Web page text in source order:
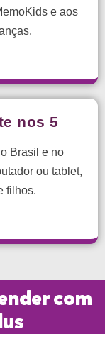
e aos
nos 5
Brasil e no
ou tablet,
filhos.
com